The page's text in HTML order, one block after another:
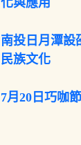
化與應用
南投日月潭設
民族文化
7月20日巧咖